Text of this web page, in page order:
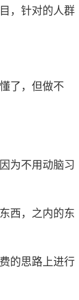
，针对的人群
了，但做不
为不用动脑习
西，之内的东
的思路上进行